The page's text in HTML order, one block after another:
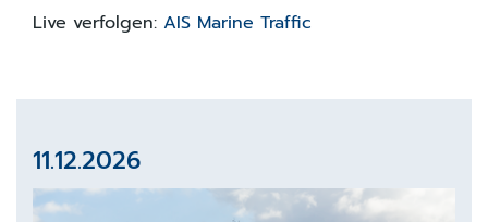
Live verfolgen: AIS Marine Traffic
11.12.2026